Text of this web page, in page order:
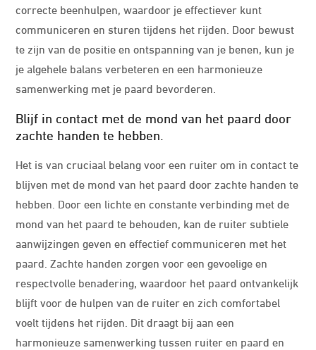
correcte beenhulpen, waardoor je effectiever kunt
communiceren en sturen tijdens het rijden. Door bewust
te zijn van de positie en ontspanning van je benen, kun je
je algehele balans verbeteren en een harmonieuze
samenwerking met je paard bevorderen.
Blijf in contact met de mond van het paard door
zachte handen te hebben.
Het is van cruciaal belang voor een ruiter om in contact te
blijven met de mond van het paard door zachte handen te
hebben. Door een lichte en constante verbinding met de
mond van het paard te behouden, kan de ruiter subtiele
aanwijzingen geven en effectief communiceren met het
paard. Zachte handen zorgen voor een gevoelige en
respectvolle benadering, waardoor het paard ontvankelijk
blijft voor de hulpen van de ruiter en zich comfortabel
voelt tijdens het rijden. Dit draagt bij aan een
harmonieuze samenwerking tussen ruiter en paard en